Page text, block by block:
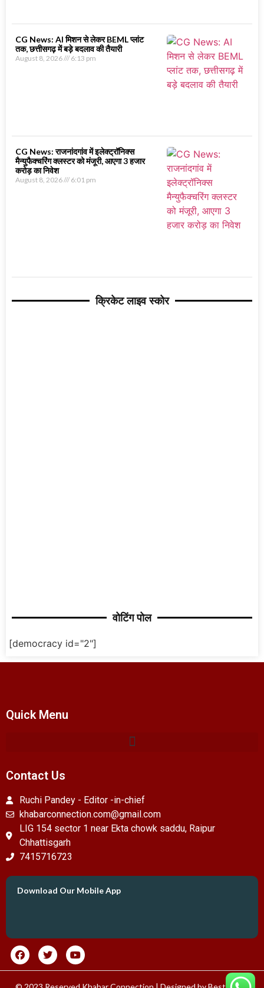
CG News: AI मिशन से लेकर BEML प्लांट
तक, छत्तीसगढ़ में बड़े बदलाव की तैयारी
August 8, 2026 6:13 pm
CG News: राजनांदगांव में इलेक्ट्रॉनिक्स
मैन्युफैक्चरिंग क्लस्टर को मंजूरी, आएगा 3 हजार
करोड़ का निवेश
August 8, 2026 6:01 pm
क्रिकेट लाइव स्कोर
वोटिंग पोल
[democracy id="2"]
Quick Menu
Contact Us
Ruchi Pandey - Editor -in-chief
khabarconnection.com@gmail.com
LIG 154 sector 1 near Ekta chowk saddu, Raipur
Chhattisgarh
7415716723
Download Our Mobile App